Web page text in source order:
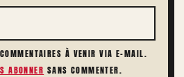
À VENIR VIA E-MAIL.
ABONNER SANS COMMENTER.